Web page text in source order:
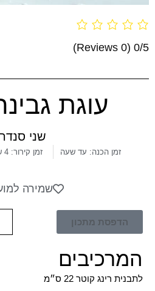
0/5
(0 Reviews)
עוגת
שני
זמן הכנה: עד שעה זמן קירור: 4 שעות
שמירה
הדפסת מתכון
המרכיבים
לתבנית רינג קוטר 22 ס״מ